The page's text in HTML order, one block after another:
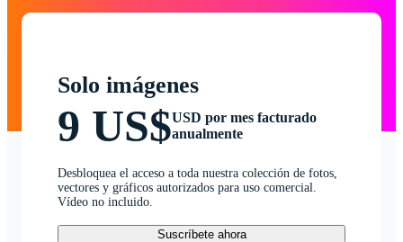
Solo imágenes
9 US$USD por mes facturado
anualmente
Desbloquea el acceso a toda nuestra colección de fotos,
vectores y gráficos autorizados para uso comercial.
Vídeo no incluido.
Suscríbete ahora